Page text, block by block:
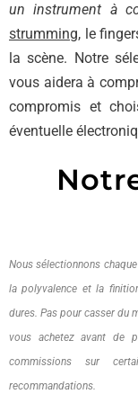
un instrument à
strumming, le
la scène. Notre
vous aidera à
compromis et
éventuelle
Nous sélectionnons
la polyvalence et la
dures. Pas pour casser du
vous achetez avant de
commissions sur
recommandations.